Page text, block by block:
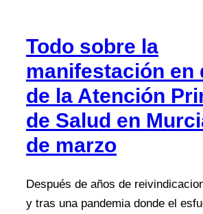
Todo sobre la
manifestación en
de la Atención
de Salud en
de marzo
Después de años de
y tras una pandemia donde el